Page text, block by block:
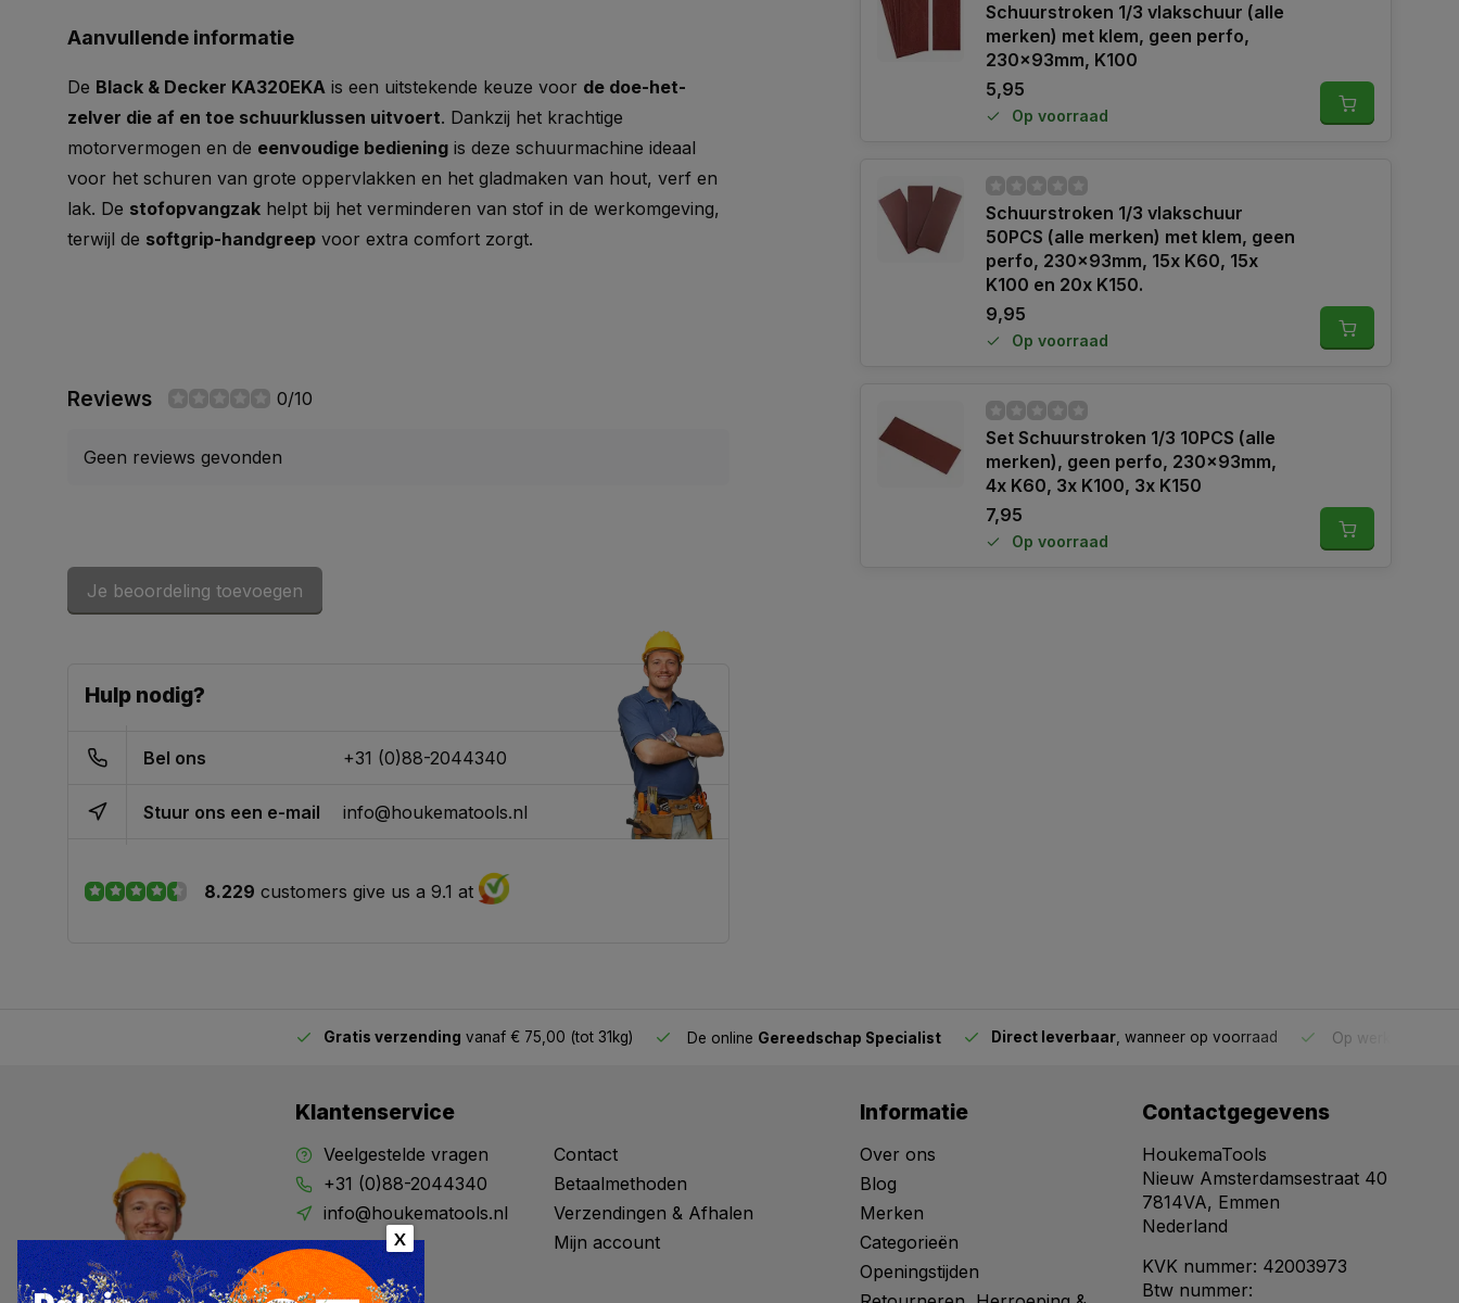
Aanvullende informatie
De Black & Decker KA320EKA is een uitstekende keuze voor de doe-het-
zelver die af en toe schuurklussen uitvoert. Dankzij het krachtige
motorvermogen en de eenvoudige bediening is deze schuurmachine ideaal
voor het schuren van grote oppervlakken en het gladmaken van hout, verf en
lak. De stofopvangzak helpt bij het verminderen van stof in de werkomgeving,
terwijl de softgrip-handgreep voor extra comfort zorgt.
Reviews 0/10
Geen reviews gevonden
Je beoordeling toevoegen
Hulp nodig?
Bel ons +31 (0)88-2044340
Stuur ons een e-mail info@houkematools.nl
8.229 customers give us a 9.1 at
Schuurstroken 1/3 vlakschuur (alle
merken) met klem, geen perfo,
230x93mm, K100
5,95
Op voorraad
Schuurstroken 1/3 vlakschuur
50PCS (alle merken) met klem, geen
perfo, 230x93mm, 15x K60, 15x
K100 en 20x K150.
9,95
Op voorraad
Set Schuurstroken 1/3 10PCS (alle
merken), geen perfo, 230x93mm,
4x K60, 3x K100, 3x K150
7,95
Op voorraad
Gratis verzending vanaf € 75,00 (tot 31kg) De online Gereedschap Specialist Direct leverbaar , wanneer op voorraad Op werkdagen
Klantenservice
Veelgestelde vragen
+31 (0)88-2044340
info@houkematools.nl
Contact
Betaalmethoden
Verzendingen & Afhalen
Mijn account
Informatie
Over ons
Blog
Merken
Categorieën
Openingstijden
Contactgegevens
HoukemaTools
Nieuw Amsterdamsestraat 40
7814VA, Emmen
Nederland
KVK nummer: 42003973
Btw nummer:
X